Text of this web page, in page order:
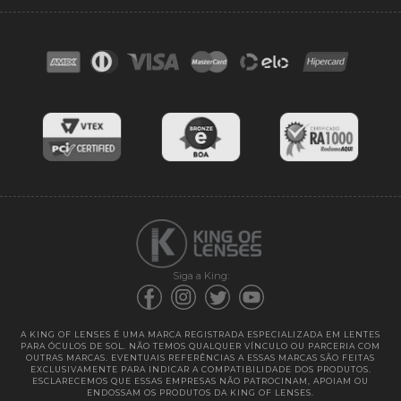
Blog
Cores das lentes
Entregas
Siga a King:
A KING OF LENSES É UMA MARCA REGISTRADA ESPECIALIZADA EM LENTES
PARA ÓCULOS DE SOL. NÃO TEMOS QUALQUER VÍNCULO OU PARCERIA COM
OUTRAS MARCAS. EVENTUAIS REFERÊNCIAS A ESSAS MARCAS SÃO FEITAS
EXCLUSIVAMENTE PARA INDICAR A COMPATIBILIDADE DOS PRODUTOS.
ESCLARECEMOS QUE ESSAS EMPRESAS NÃO PATROCINAM, APOIAM OU
ENDOSSAM OS PRODUTOS DA KING OF LENSES.